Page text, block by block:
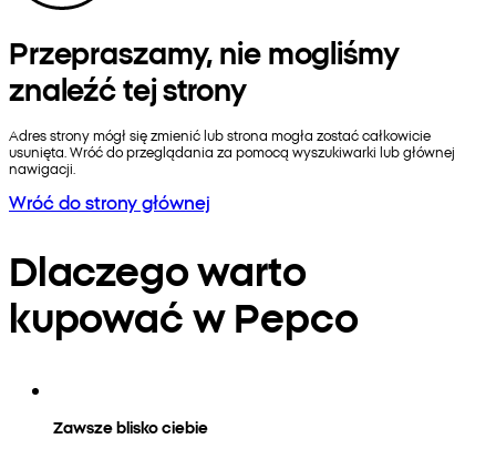
Przepraszamy, nie mogliśmy
znaleźć tej strony
Adres strony mógł się zmienić lub strona mogła zostać całkowicie
usunięta. Wróć do przeglądania za pomocą wyszukiwarki lub głównej
nawigacji.
Wróć do strony głównej
Dlaczego warto
kupować w Pepco
Zawsze blisko ciebie